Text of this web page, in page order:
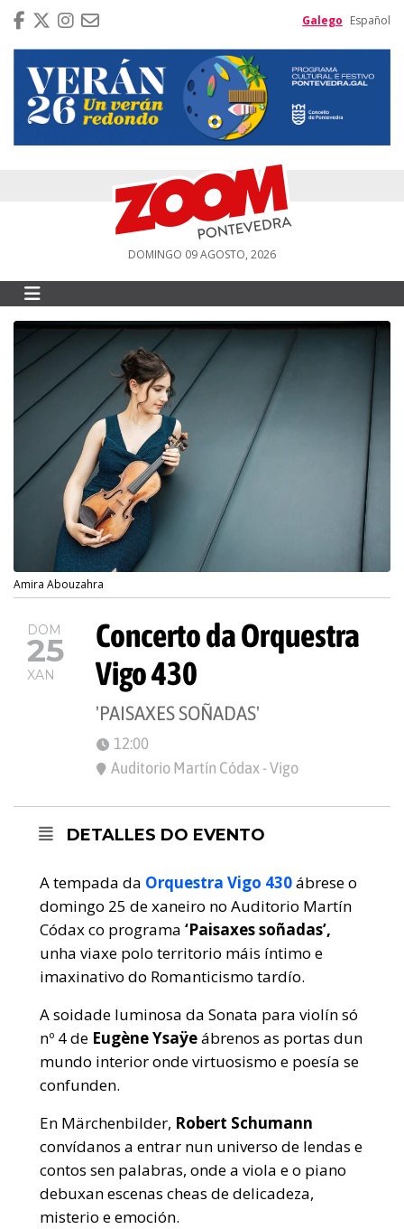
Galego Español
DOMINGO 09 AGOSTO, 2026
Amira Abouzahra
DOM
25
XAN
Concerto da Orquestra
Vigo 430
'PAISAXES SOÑADAS'
12:00
Auditorio Martín Códax - Vigo
DETALLES DO EVENTO
A tempada da Orquestra Vigo 430ábrese o
domingo 25 de xaneiro no Auditorio Martín
Códax co programa ‘Paisaxes soñadas’,
unha viaxe polo territorio máis íntimo e
imaxinativo do Romanticismo tardío.
A soidade luminosa da Sonata para violín só
nº 4 de Eugène Ysaÿeábrenos as portas dun
mundo interior onde virtuosismo e poesía se
confunden.
En Märchenbilder, Robert Schumann
convídanos a entrar nun universo de lendas e
contos sen palabras, onde a viola e o piano
debuxan escenas cheas de delicadeza,
misterio e emoción.